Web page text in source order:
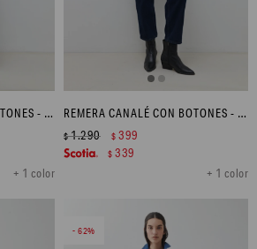
REMERA CANALÉ CON BOTONES - BORDO
+ 1 color
REMERA CANALÉ CON BOTONES - AZUL MARINO
+ 1 color
$1.290 $ 399
$ 339
62